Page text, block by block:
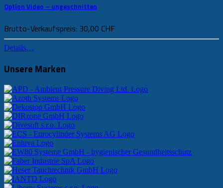
Option Video – ungeschnitten
Brutto-Verkaufspreis: 30,00 CHF
Details…
Unsere Marken